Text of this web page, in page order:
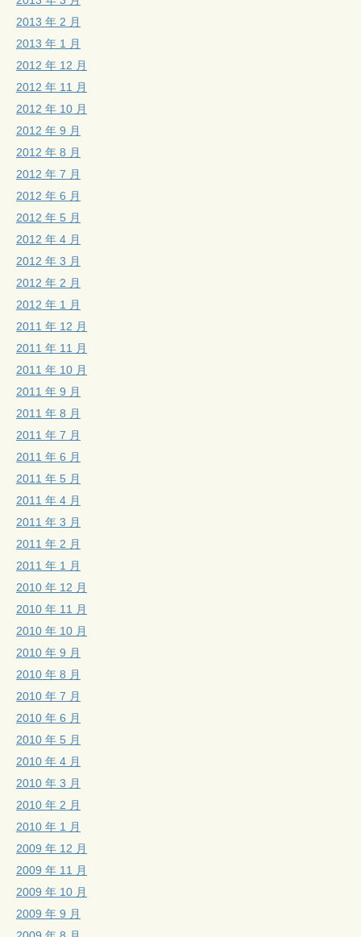
2013 年 2 月
2013 年 1 月
2012 年 12 月
2012 年 11 月
2012 年 10 月
2012 年 9 月
2012 年 8 月
2012 年 7 月
2012 年 6 月
2012 年 5 月
2012 年 4 月
2012 年 3 月
2012 年 2 月
2012 年 1 月
2011 年 12 月
2011 年 11 月
2011 年 10 月
2011 年 9 月
2011 年 8 月
2011 年 7 月
2011 年 6 月
2011 年 5 月
2011 年 4 月
2011 年 3 月
2011 年 2 月
2011 年 1 月
2010 年 12 月
2010 年 11 月
2010 年 10 月
2010 年 9 月
2010 年 8 月
2010 年 7 月
2010 年 6 月
2010 年 5 月
2010 年 4 月
2010 年 3 月
2010 年 2 月
2010 年 1 月
2009 年 12 月
2009 年 11 月
2009 年 10 月
2009 年 9 月